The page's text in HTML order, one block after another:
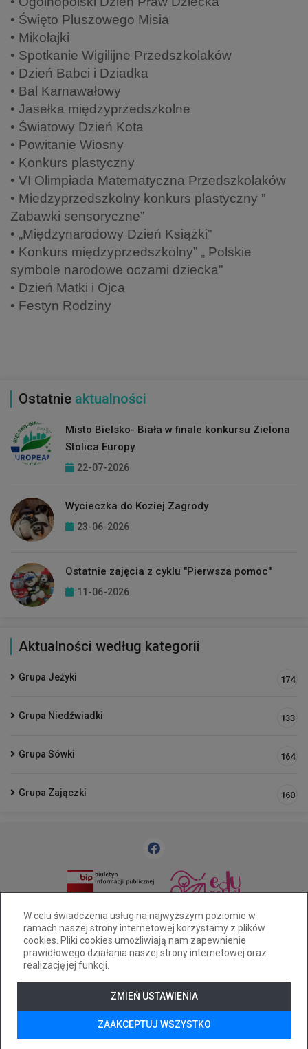
W celu świadczenia usług na najwyższym poziomie w
ramach naszej strony internetowej korzystamy z plików
cookies. Pliki cookies umożliwiają nam zapewnienie
prawidłowego działania naszej strony internetowej oraz
realizację jej funkcji.
ZMIEŃ USTAWIENIA
ZAAKCEPTUJ WSZYSTKO
• Święto Pluszowego Misia
• Mikołajki
• Spotkanie Wigilijne Przedszkolaków
• Dzień Babci i Dziadka
• Bal Karnawałowy
• Jasełka międzyprzedszkolne
• Światowy Dzień Kota
• Powitanie Wiosny
• Konkurs plastyczny
• VI Olimpiada Matematyczna Przedszkolaków
• Miedzyprzedszkolny konkurs plastyczny ”
Zabawki sensoryczne”
• „Międzynarodowy Dzień Książki”
• Konkurs międzyprzedszkolny” „ Polskie
symbole narodowe oczami dziecka”
• Dzień Matki i Ojca
• Festyn Rodziny
Ostatnie aktualności
Misto Bielsko- Biała w finale konkursu Zielona
Stolica Europy
22-07-2026
Wycieczka do Koziej Zagrody
23-06-2026
Ostatnie zajęcia z cyklu "Pierwsza pomoc"
11-06-2026
Aktualności według kategorii
Grupa Jeżyki 174
Grupa Niedźwiadki 133
Grupa Sówki 164
Grupa Zajączki 160
33 812 58 83
pm25@cuw.bielsko-biala.pl
Bielsko-Biała ul. Widok 28
Deklaracja dostępności
Tryb wysokiego kontrastu